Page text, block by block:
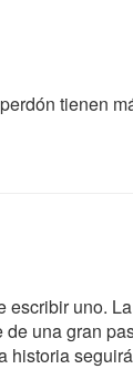
tienen
uno.
una gran